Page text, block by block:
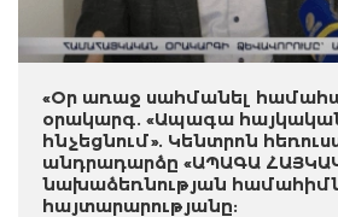
«Օր առաջ սահմանել
օրակարգ. «Ապագա
հնչեցնում». Կենտրոն
անդրադարձը «ԱՊԱԳԱ
նախաձեռնության
հայտարարությանը: